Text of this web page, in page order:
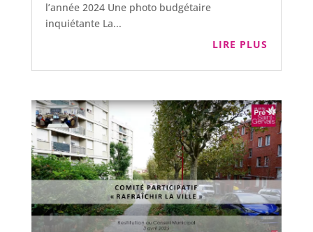
l’année 2024 Une photo budgétaire
inquiétante La...
LIRE PLUS